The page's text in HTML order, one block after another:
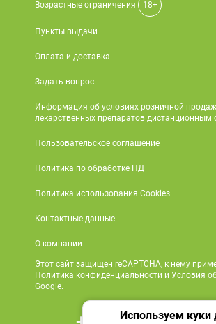
Возрастные ограничения 18+
Пункты выдачи
Оплата и доставка
Задать вопрос
Информация об условиях розничной
лекарственных препаратов дистанционным
Пользовательское соглашение
Политика по обработке ПД
Политика использования Cookies
Контактные данные
О компании
Этот сайт защищен reCAPTCHA, к нему
Политика конфиденциальности и Условия
Google.
Используем куки